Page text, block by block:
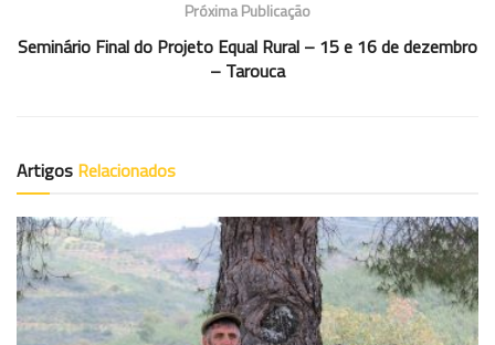
Próxima Publicação
Seminário Final do Projeto Equal Rural – 15 e 16 de dezembro
– Tarouca
Artigos Relacionados